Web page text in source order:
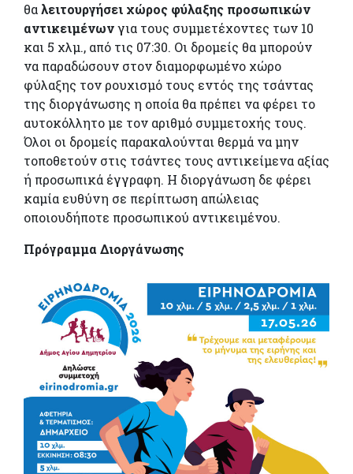
θαλειτουργήσει χώρος φύλαξης προσωπικών
αντικειμένωνγια τους συμμετέχοντες των 10
και 5 χλμ., από τις 07:30. Οι δρομείς θα μπορούν
να παραδώσουν στον διαμορφωμένο χώρο
φύλαξης τον ρουχισμό τους εντός της τσάντας
της διοργάνωσης η οποία θα πρέπει να φέρει το
αυτοκόλλητο με τον αριθμό συμμετοχής τους.
Όλοι οι δρομείς παρακαλούνται θερμά να μην
τοποθετούν στις τσάντες τους αντικείμενα αξίας
ή προσωπικά έγγραφη. Η διοργάνωση δε φέρει
καμία ευθύνη σε περίπτωση απώλειας
οποιουδήποτε προσωπικού αντικειμένου.
Πρόγραμμα Διοργάνωσης